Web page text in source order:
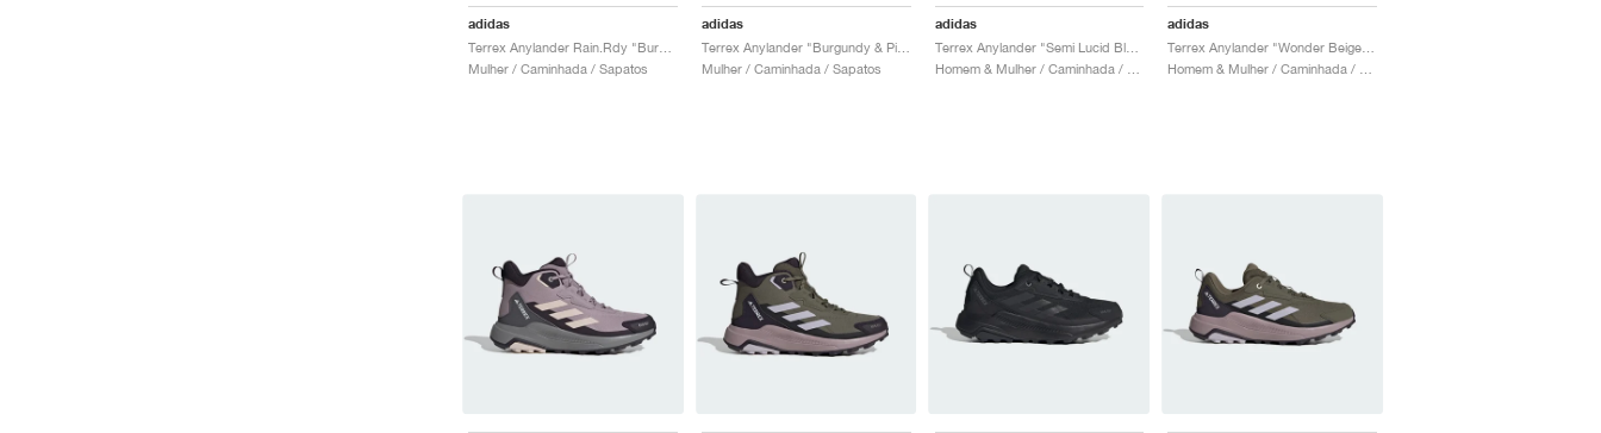
adidas
Mulher / Caminhada / Sapatos
adidas
Terrex Anylander "Burgundy & Pink Fusion"
Mulher / Caminhada / Sapatos
adidas
Terrex Anylander "Semi Lucid Blue & Grey Two"
adidas